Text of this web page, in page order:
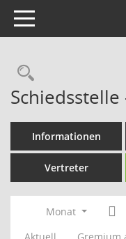
Toggle navigation
Informationen
Vertreter
Monat